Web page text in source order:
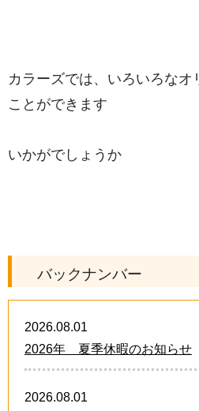
カラーズでは、いろいろなオ
ことができます
いかがでしょうか
バックナンバー
2026.08.01
2026年 夏季休暇のお知らせ
2026.08.01